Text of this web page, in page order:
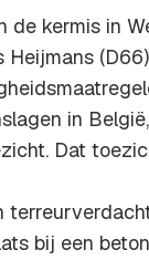
de kermis in
Heijmans
in
Dat
bij een